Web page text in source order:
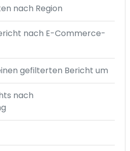
nach Region
nach E-Commerce-
gefilterten Bericht um
nach